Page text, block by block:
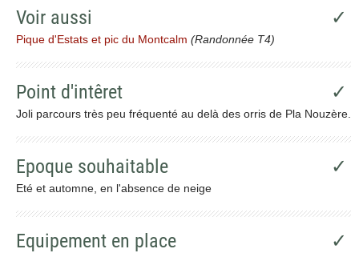
Voir aussi ✓
Pique d'Estats et pic du Montcalm (Randonnée T4)
Point d'intêret ✓
Joli parcours très peu fréquenté au delà des orris de Pla Nouzère.
Epoque souhaitable ✓
Eté et automne, en l'absence de neige
Equipement en place ✓